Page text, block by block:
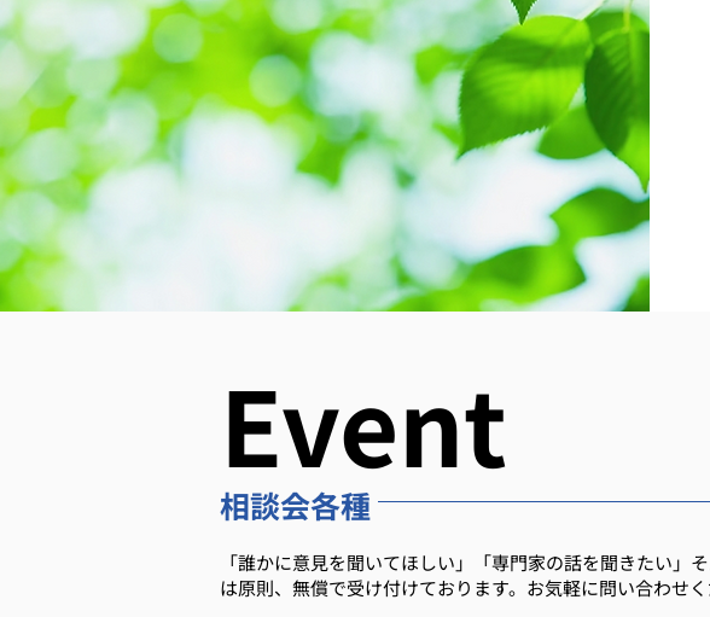
Event
相談会各種
「誰かに意見を聞いてほしい」「専門家の話を聞きたい」
は原則、無償で受け付けております。お気軽に問い合わせく